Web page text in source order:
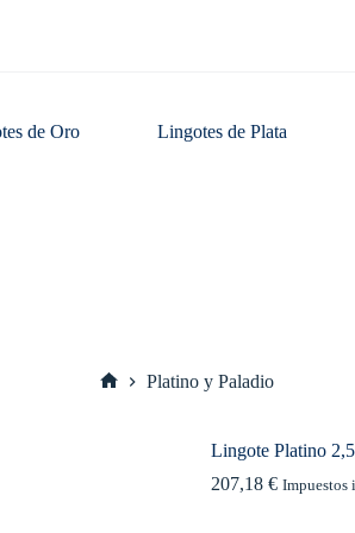
de Oro Lingotes de Plata
Platino y Paladio
Lingote Platino
207,18 € Impuestos